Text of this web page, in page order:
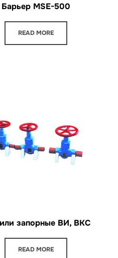
Барьер MSE-500
READ MORE
запорные ВИ, ВКС
READ MORE